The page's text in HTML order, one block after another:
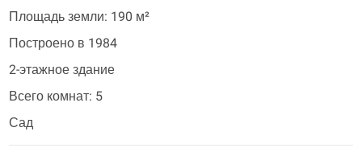
Площадь земли: 190 м²
Построено в 1984
2-этажное здание
Всего комнат: 5
Сад